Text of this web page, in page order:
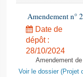
Amendement n°
Date de
dépôt :
28/10/2024
Amendement
Voir le dossier (Projet